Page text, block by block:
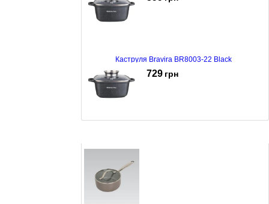
Каструля Bravira BR8003-22 Black
729 грн